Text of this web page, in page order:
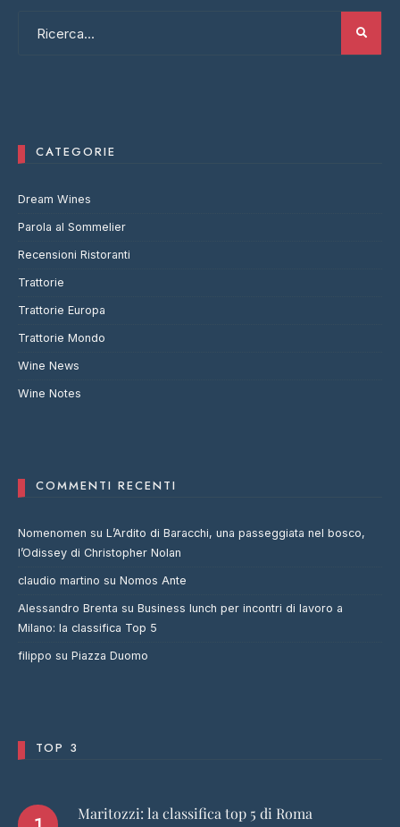
CATEGORIE
Dream Wines
Parola al Sommelier
Recensioni Ristoranti
Trattorie
Trattorie Europa
Trattorie Mondo
Wine News
Wine Notes
COMMENTI RECENTI
Nomenomen su L’Ardito di Baracchi, una passeggiata nel bosco,
l’Odissey di Christopher Nolan
claudio martino su Nomos Ante
Alessandro Brenta su Business lunch per incontri di lavoro a
Milano: la classifica Top 5
filippo su Piazza Duomo
TOP 3
Maritozzi: la classifica top 5 di Roma